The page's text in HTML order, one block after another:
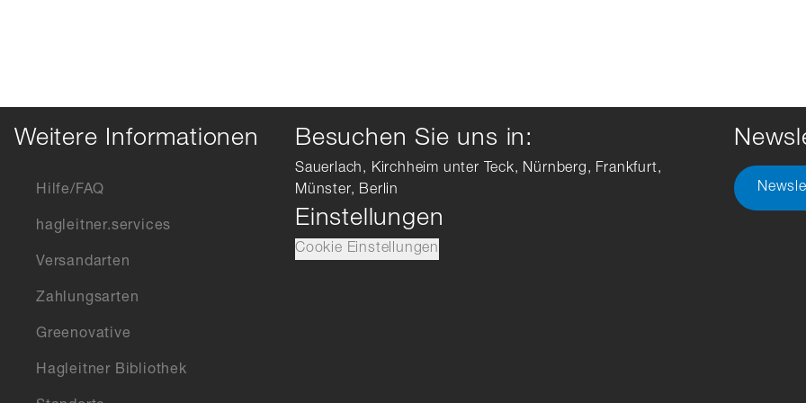
Weitere Informationen
Hilfe/FAQ
hagleitner.services
Versandarten
Zahlungsarten
Greenovative
Hagleitner Bibliothek
Besuchen Sie uns in:
Sauerlach, Kirchheim unter Teck, Nürnberg, Frankfurt,
Münster, Berlin
Einstellungen
Cookie Einstellungen